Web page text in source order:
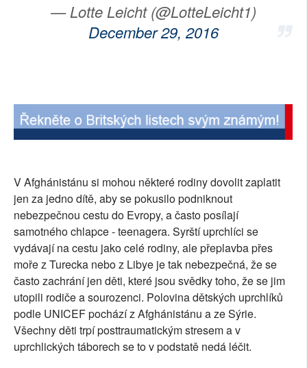
— Lotte Leicht (@LotteLeicht1)
December 29, 2016
V Afghánistánu si mohou některé rodiny dovolit zaplatit
jen za jedno dítě, aby se pokusilo podniknout
nebezpečnou cestu do Evropy, a často posílají
samotného chlapce - teenagera. Syrští uprchlíci se
vydávají na cestu jako celé rodiny, ale přeplavba přes
moře z Turecka nebo z Libye je tak nebezpečná, že se
často zachrání jen děti, které jsou svědky toho, že se jim
utopili rodiče a sourozenci. Polovina dětských uprchlíků
podle UNICEF pochází z Afghánistánu a ze Sýrie.
Všechny děti trpí posttraumatickým stresem a v
uprchlických táborech se to v podstatě nedá léčit.